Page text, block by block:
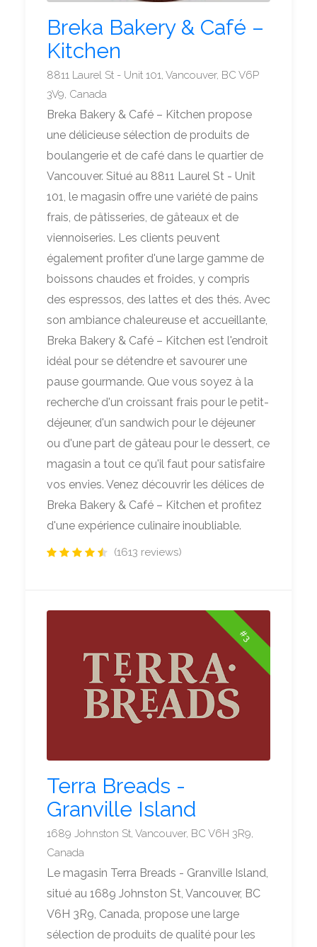
Breka Bakery & Café –
Kitchen
8811 Laurel St - Unit 101, Vancouver, BC V6P
3V9, Canada
Breka Bakery & Café – Kitchen propose
une délicieuse sélection de produits de
boulangerie et de café dans le quartier de
Vancouver. Situé au 8811 Laurel St - Unit
101, le magasin offre une variété de pains
frais, de pâtisseries, de gâteaux et de
viennoiseries. Les clients peuvent
également profiter d'une large gamme de
boissons chaudes et froides, y compris
des espressos, des lattes et des thés. Avec
son ambiance chaleureuse et accueillante,
Breka Bakery & Café – Kitchen est l'endroit
idéal pour se détendre et savourer une
pause gourmande. Que vous soyez à la
recherche d'un croissant frais pour le petit-
déjeuner, d'un sandwich pour le déjeuner
ou d'une part de gâteau pour le dessert, ce
magasin a tout ce qu'il faut pour satisfaire
vos envies. Venez découvrir les délices de
Breka Bakery & Café – Kitchen et profitez
d'une expérience culinaire inoubliable.
(1613 reviews)
#3
Terra Breads -
Granville Island
1689 Johnston St, Vancouver, BC V6H 3R9,
Canada
Le magasin Terra Breads - Granville Island,
situé au 1689 Johnston St, Vancouver, BC
V6H 3R9, Canada, propose une large
sélection de produits de qualité pour les